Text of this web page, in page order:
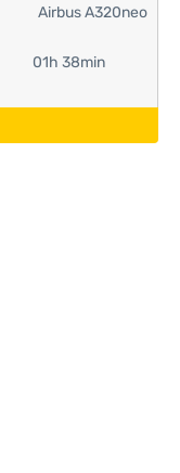
01h 38min
Airbus A320neo